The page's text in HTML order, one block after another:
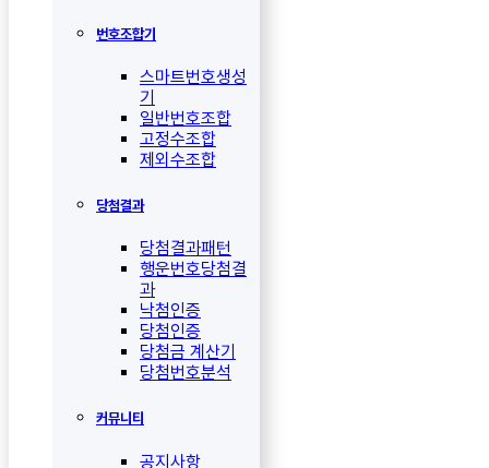
번호조합기
스마트번호생성
기
일반번호조합
고정수조합
제외수조합
당첨결과
당첨결과패턴
행운번호당첨결
과
낙첨인증
당첨인증
당첨금 계산기
당첨번호분석
커뮤니티
공지사항